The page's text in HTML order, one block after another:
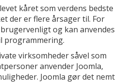
kåret som verdens bedste
der er flere årsager til. For
og kan anvendes
programmering.
virksomheder såvel som
anvender Joomla,
Joomla gør det nemt